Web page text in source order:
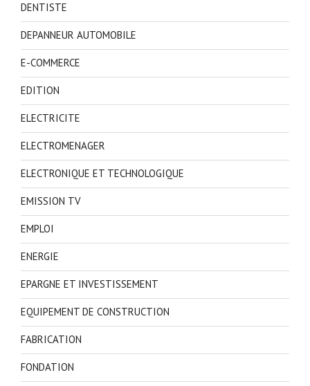
DENTISTE
DEPANNEUR AUTOMOBILE
E-COMMERCE
EDITION
ELECTRICITE
ELECTROMENAGER
ELECTRONIQUE ET TECHNOLOGIQUE
EMISSION TV
EMPLOI
ENERGIE
EPARGNE ET INVESTISSEMENT
EQUIPEMENT DE CONSTRUCTION
FABRICATION
FONDATION